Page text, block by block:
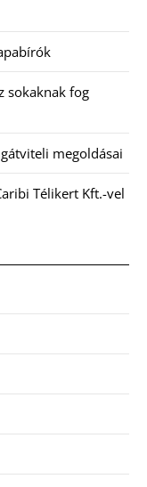
sokaknak fog
megoldásai
Télikert Kft.-vel